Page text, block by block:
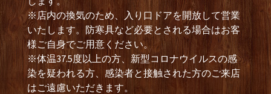
※店内の換気のため、入り口ドアを開放して営業
いたします。防寒具など必要とされる場合はお客
様ご自身でご用意ください。
※体温37.5度以上の方、新型コロナウイルスの感
染を疑われる方、感染者と接触された方のご来店
はご遠慮いただきます。